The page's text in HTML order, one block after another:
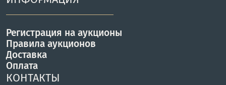
Регистрация на аукционы
Правила аукционов
Доставка
Оплата
КОНТАКТЫ